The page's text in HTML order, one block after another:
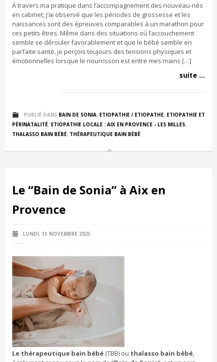
À travers ma pratique dans l’accompagnement des nouveau-nés
en cabinet, j’ai observé que les périodes de grossesse et les
naissances sont des épreuves comparables à un marathon pour
ces petits êtres. Même dans des situations où l’accouchement
semble se dérouler favorablement et que le bébé semble en
parfaite santé, je perçois toujours des tensions physiques et
émotionnelles lorsque le nourrisson est entre mes mains […]
suite ...
PUBLIÉ DANS BAIN DE SONIA, ETIOPATHIE / ETIOPATHE, ETIOPATHIE ET
PÉRINATALITÉ, ETIOPATHIE LOCALE : AIX EN PROVENCE - LES MILLES,
THALASSO BAIN BÉBÉ, THÉRAPEUTIQUE BAIN BÉBÉ
Le “Bain de Sonia” à Aix en
Provence
LUNDI, 13 NOVEMBRE 2023
Le thérapeutique bain bébé (TBB) ou thalasso bain bébé